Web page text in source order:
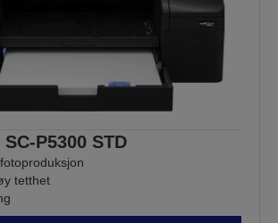
P5300 STD
tetthet